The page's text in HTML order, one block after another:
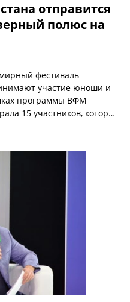
отправится
полюс на
фестиваль
участие юноши и
программы ВФМ
15 участников, которые
экспедиции на
отбора стали
них - студентка 4-го
МИФИ Шахзода